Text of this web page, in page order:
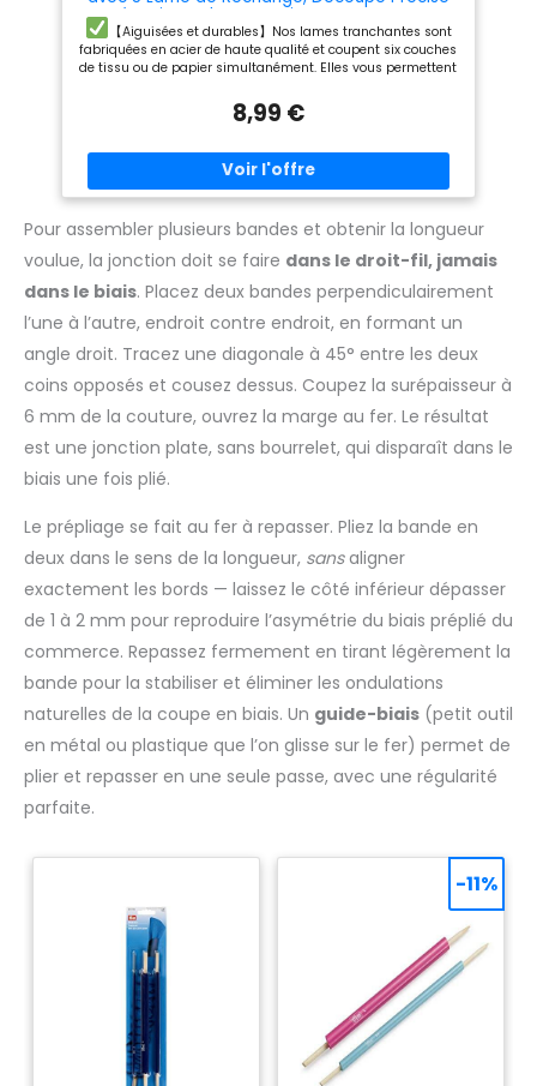
carton, le vinyle, etc. et
convient pour la couture, le
quilting et la découpe. Un outil
indispensable pour les
Mécanisme de Protection, pour Couture
Patchwork Cuir Tissu Coupe Papier
Scrapbooking, pour Maison, Les Voyages
【Aiguisées et durables】Nos lames tranchantes sont
fabriquées en acier de haute qualité et coupent six couches
de tissu ou de papier simultanément. Elles vous permettent
forme et de la même taille qu'avec des ciseaux. Coupe sans
effort, sans effilochage ni peluches. Les coupes sont nettes
de sécurité intégré empêche l'écrasement du manche
ou fermée pour plus de commodité et de sécurité. Les lames
sont durables et faciles à utiliser et à remplacer.
Lames
remplaçables : Le cutter rotatif est facile à remplacer et est
livré avec cinq lames de rechange pour un rangement
et à remplacer.
【Facile à utiliser】La poignée
ergonomique offre une prise en main confortable, rendant
même en cas d'utilisation prolongée. La lame réversible
facilite l'utilisation pour les gauchers.
Large gamme
d'applications : le cutter rotatif convient à la découpe de
tissu, de cuir, de papier, de carton, de vinyle, etc. Il est
confection de vêtements. C'est un outil indispensable pour
les tailleurs, les artistes et les artisans.
8,99 €
Pour assembler plusieurs bandes et obtenir la longueur
voulue, la jonction doit se faire dans le droit-fil, jamais
dans le biais. Placez deux bandes perpendiculairement
l’une à l’autre, endroit contre endroit, en formant un
angle droit. Tracez une diagonale à 45° entre les deux
coins opposés et cousez dessus. Coupez la surépaisseur à
6 mm de la couture, ouvrez la marge au fer. Le résultat
est une jonction plate, sans bourrelet, qui disparaît dans le
biais une fois plié.
Le prépliage se fait au fer à repasser. Pliez la bande en
deux dans le sens de la longueur, sansaligner
exactement les bords — laissez le côté inférieur dépasser
de 1 à 2 mm pour reproduire l’asymétrie du biais préplié du
commerce. Repassez fermement en tirant légèrement la
bande pour la stabiliser et éliminer les ondulations
naturelles de la coupe en biais. Un guide-biais (petit outil
en métal ou plastique que l’on glisse sur le fer) permet de
plier et repasser en une seule passe, avec une régularité
parfaite.
-11%